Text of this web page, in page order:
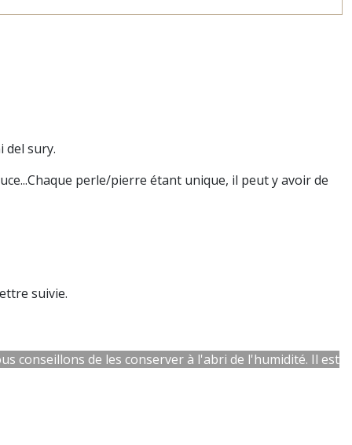
del sury.
Chaque perle/pierre étant unique, il peut y avoir de
suivie.
conseillons de les conserver à l'abri de l'humidité. Il est